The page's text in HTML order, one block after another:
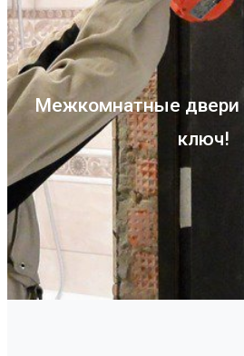
Межкомнатные двери
ключ!